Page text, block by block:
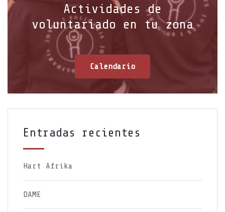
Actividades de
voluntariado en tu zona
Calendario
Entradas recientes
Hart Afrika
DAME